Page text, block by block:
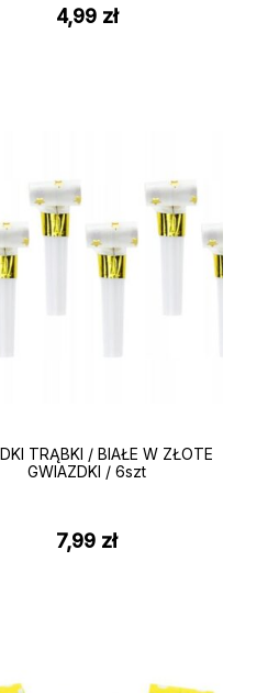
4,99 zł
TRĄBKI / BIAŁE W ZŁOTE
GWIAZDKI / 6szt
7,99 zł